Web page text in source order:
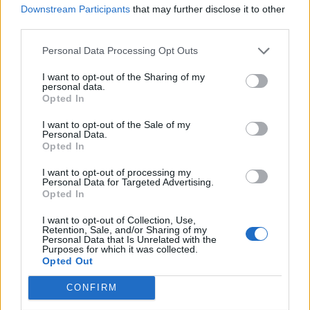
Downstream Participants that may further disclose it to other
Personal Data Processing Opt Outs
I want to opt-out of the Sharing of my
personal data.
Opted In
I want to opt-out of the Sale of my
Personal Data.
Opted In
I want to opt-out of processing my
Personal Data for Targeted Advertising.
Opted In
I want to opt-out of Collection, Use,
Retention, Sale, and/or Sharing of my
Personal Data that Is Unrelated with the
Purposes for which it was collected.
Opted Out
CONFIRM